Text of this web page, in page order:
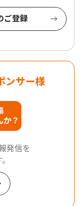
ご登録
ンサー様
か？
発信を